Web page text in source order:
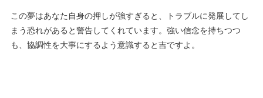
この夢はあなた自身の押しが強すぎると、トラブルに発展してし
まう恐れがあると警告してくれています。強い信念を持ちつつ
も、協調性を大事にするよう意識すると吉ですよ。